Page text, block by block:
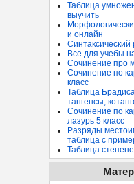
Таблица
выучить
и онлайн
Все для учебы
Сочинение про
Сочинение по
класс
Таблица
тангенсы,
Сочинение по
лазурь 5 класс
Разряды
таблица с
Таблица